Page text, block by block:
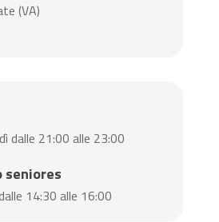
(VA)
dalle 21:00 alle 23:00
seniores
14:30 alle 16:00